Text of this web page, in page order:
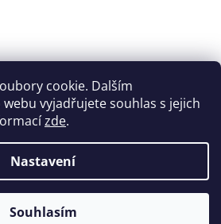
cookie. Dalším
vyjadřujete souhlas s jejich
zde.
Nastavení
Souhlasím
Vytvořil Shoptet
. Všechna práva vyhrazena.